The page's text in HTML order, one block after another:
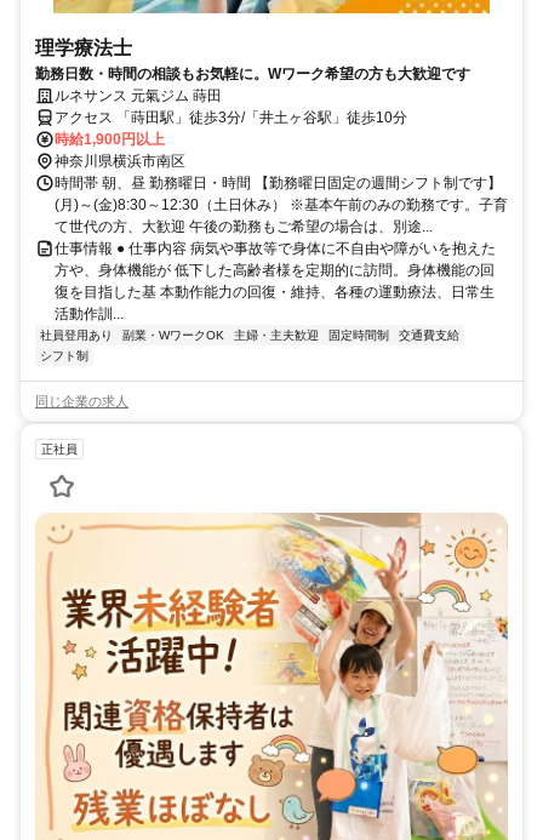
理学療法士
勤務日数・時間の相談もお気軽に。Wワーク希望の方も大歓迎です
ルネサンス 元氣ジム 蒔田
アクセス 「蒔田駅」徒歩3分/「井土ヶ谷駅」徒歩10分
時給1,900円以上
神奈川県横浜市南区
時間帯 朝、昼 勤務曜日・時間 【勤務曜日固定の週間シフト制です】
(月)～(金)8:30～12:30（土日休み） ※基本午前のみの勤務です。子育
て世代の方、大歓迎 午後の勤務もご希望の場合は、別途...
仕事情報 ● 仕事内容 病気や事故等で身体に不自由や障がいを抱えた
方や、身体機能が 低下した高齢者様を定期的に訪問。身体機能の回
復を目指した基 本動作能力の回復・維持、各種の運動療法、日常生
活動作訓...
社員登用あり 副業・WワークOK 主婦・主夫歓迎 固定時間制
交通費支給
シフト制
同じ企業の求人
正社員